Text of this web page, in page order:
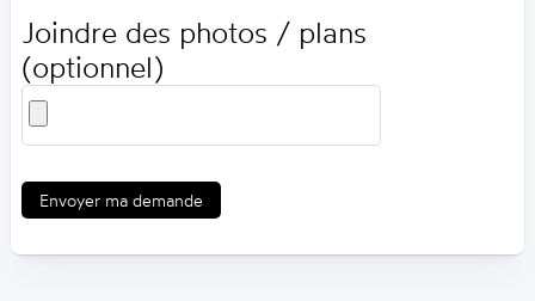
Joindre des photos / plans
(optionnel)
Envoyer ma demande